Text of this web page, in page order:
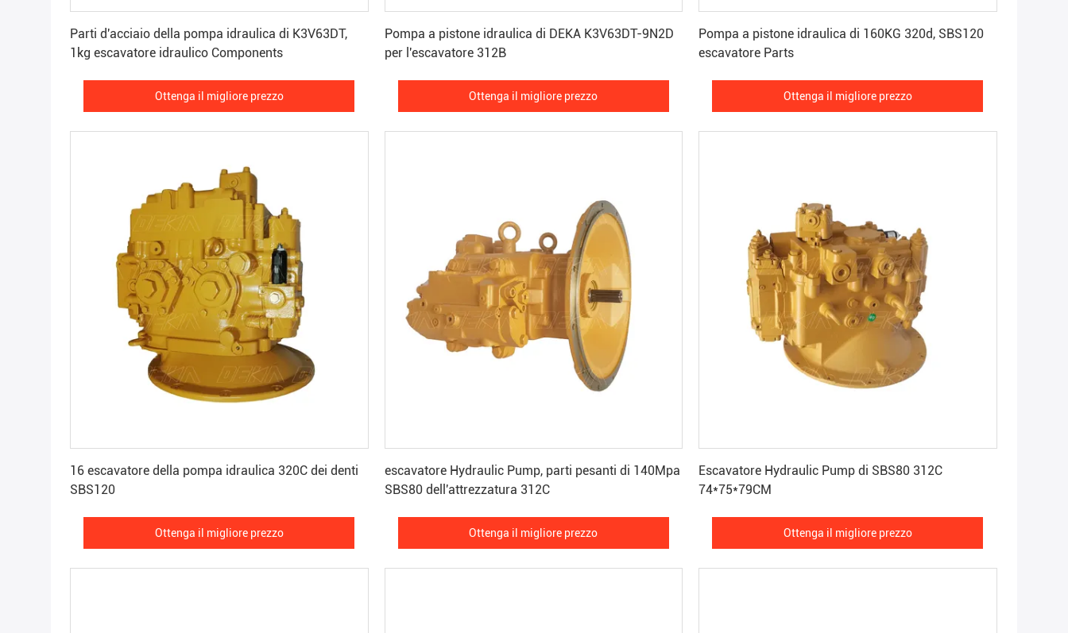
Parti d'acciaio della pompa idraulica di K3V63DT,
1kg escavatore idraulico Components
Ottenga il migliore prezzo
Pompa a pistone idraulica di DEKA K3V63DT-9N2D
per l'escavatore 312B
Ottenga il migliore prezzo
Pompa a pistone idraulica di 160KG 320d, SBS120
escavatore Parts
Ottenga il migliore prezzo
16 escavatore della pompa idraulica 320C dei denti
SBS120
Ottenga il migliore prezzo
escavatore Hydraulic Pump, parti pesanti di 140Mpa
SBS80 dell'attrezzatura 312C
Ottenga il migliore prezzo
Escavatore Hydraulic Pump di SBS80 312C
74*75*79CM
Ottenga il migliore prezzo